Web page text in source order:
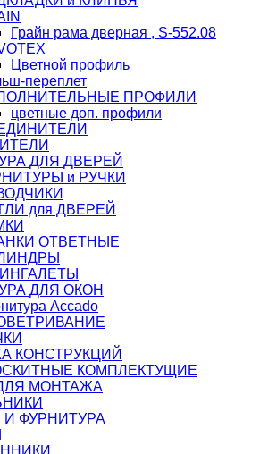
Грайн рама дверная , S-552.08
Цветной профиль
переплет
ПРОФИЛИ
цветные доп. профили
ДЛЯ ДВЕРЕЙ
и РУЧКИ
для ДВЕРЕЙ
ОТВЕТНЫЕ
ДЛЯ ОКОН
Accado
КОНСТРУКЦИЙ
КОМПЛЕКТУЩИЕ
МОНТАЖА
ФУРНИТУРА